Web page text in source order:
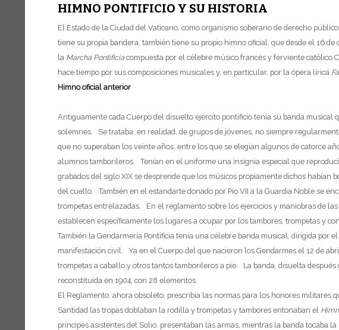
HIMNO PONTIFICIO Y SU HISTORIA
El Estado de la Ciudad del Vaticano, como organismo soberano de derecho
tiene su propia bandera, también tiene su propio himno oficial, que desde el 16 de
la Marcha Pontificia compuesta por el célebre músico francés y ferviente católico
hace tiempo por sus composiciones musicales y, en particular, por la ópera lírica
Himno oficial anterior
Antiguamente cada Cuerpo del disuelto ejército pontificio tenía su banda musical
solemnes. Se trataba, en realidad, de grupos de jóvenes, no siempre
que no superaban los veinte años, entre los que se elegían algunos de catorce
alumnos tamborileros. Tenían en el uniforme una insignia especial que
grabados del siglo XIX se desprende que los músicos propiamente dichos habían
del cuello. También en el estandarte donado por Pío VII a la Guardia Noble se
trompetas entrelazadas. En el reglamento sobre los ejercicios y maniobras de
establecen específicamente los lugares a ocupar por los tambores, trompetas y
También la Gendarmería Pontificia tenía una célebre banda musical, dirigida por
manifestación civil. Ya en el Cuerpo del que nacieron los Gendarmes el 12 de
trompetas a caballo y otros tantos tamborileros a pie. La banda, disuelta
reconstituida en 1904, con 28 elementos.
El Reglamento, ahora obsoleto, prescribía las normas para los honores militares
Santidad las tropas doblaban la rodilla y trompetas y tambores entonaban el
príncipes asistentes del Solio, presentaban las armas, mientras la banda tocaba